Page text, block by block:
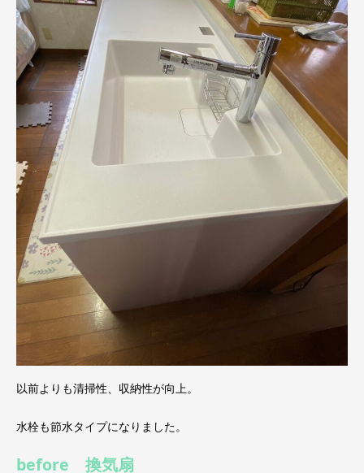
以前よりも清掃性、収納性が向上。
水栓も節水タイプになりました。
before 換気扇